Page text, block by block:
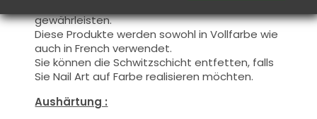
gewährleisten.
Diese Produkte werdensowohl in Vollfarbe wie
auchin French verwendet.
Sie können dieSchwitzschicht entfetten, falls
Sie Nail Art auf Farbe realisieren möchten.
Aushärtung :